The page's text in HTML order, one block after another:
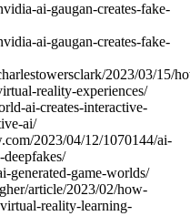
ai-gaugan-creates-fake-
ai-gaugan-creates-fake-
2023/03/15/
reality-experiences/
ai-creates-interactive-
ai/
2023/04/12/1070144/ai-
generated-game-worlds/
article/2023/02/how-
reality-learning-